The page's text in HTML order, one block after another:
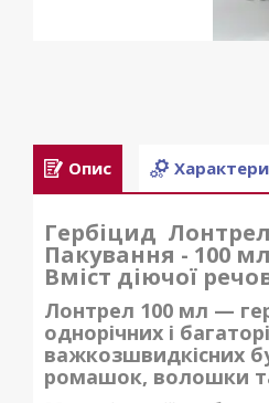
Опис
Гербіцид Лонтрел
Пакування - 100
Вміст діючої
Лонтрел 100 мл —
однорічних і
важкозшвидкісних
ромашок, волошки